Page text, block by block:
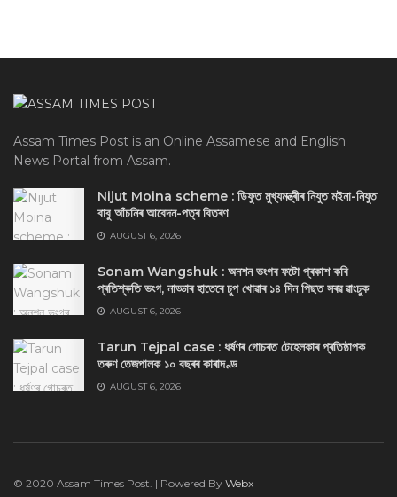
Assam Times Post is an Online Assamese and English
News Portal from Assam.
Nijut Moina scheme : ডিফুত মুখ্যমন্ত্ৰীৰ নিযুত মইনা-নিযুত
বাবু আঁচনিৰ আবেদন-পত্ৰ বিতৰণ
AUGUST 6, 2026
Sonam Wangshuk : অনশন ভংগৰ ফটো প্ৰকাশ কৰি
প্ৰতিশ্ৰুতি ভংগ, নাড্ডাৰ হাতেৰে চুপ খোৱাৰ ১৪ দিন পিছত সৰৱ ৱাংচুক
AUGUST 6, 2026
Tarun Tejpal case : ধৰ্ষণৰ গোচৰত টেহেলকাৰ প্ৰতিষ্ঠাপক
তৰুণ তেজপালক ১০ বছৰৰ কাৰাদণ্ড
AUGUST 6, 2026
© 2020 Assam Times Post. | Powered By Webx